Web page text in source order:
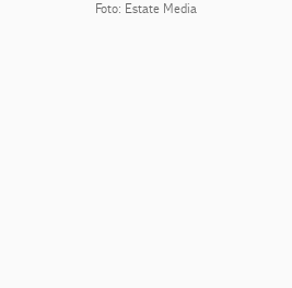
Foto: Estate Media